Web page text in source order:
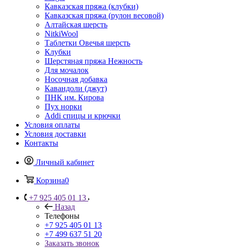
Кавказская пряжа (клубки)
Кавказская пряжа (рулон весовой)
Алтайская шерсть
NitkiWool
Таблетки Овечья шерсть
Клубки
Шерстяная пряжа Нежность
Для мочалок
Носочная добавка
Кавандоли (джут)
ПНК им. Кирова
Пух норки
Addi спицы и крючки
Условия оплаты
Условия доставки
Контакты
Личный кабинет
Корзина0
+7 925 405 01 13
Назад
Телефоны
+7 925 405 01 13
+7 499 637 51 20
Заказать звонок